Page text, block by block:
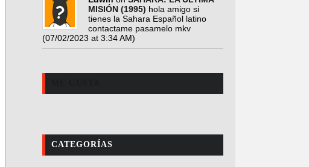
MISIÓN (1995) hola amigo si
tienes la Sahara Español latino
contactame pasamelo mkv
(07/02/2023 at 3:34 AM)
CATEGORÍAS